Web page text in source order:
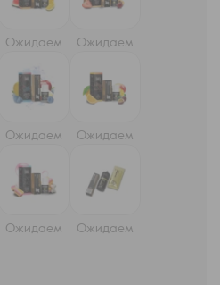
Ожидаем Ожидаем
Ожидаем Ожидаем
Ожидаем Ожидаем